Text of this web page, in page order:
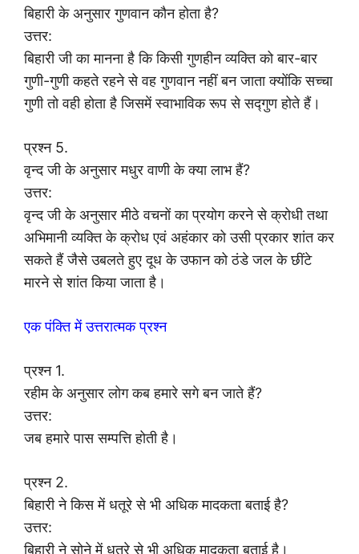
बिहारी के अनुसार गुणवान कौन होता है?
उत्तर:
बिहारी जी का मानना है कि किसी गुणहीन व्यक्ति को बार-बार
गुणी-गुणी कहते रहने से वह गुणवान नहीं बन जाता क्योंकि सच्चा
गुणी तो वही होता है जिसमें स्वाभाविक रूप से सद्गुण होते हैं।
प्रश्न 5.
वृन्द जी के अनुसार मधुर वाणी के क्या लाभ हैं?
उत्तर:
वृन्द जी के अनुसार मीठे वचनों का प्रयोग करने से क्रोधी तथा
अभिमानी व्यक्ति के क्रोध एवं अहंकार को उसी प्रकार शांत कर
सकते हैं जैसे उबलते हुए दूध के उफान को ठंडे जल के छींटे
मारने से शांत किया जाता है।
एक पंक्ति में उत्तरात्मक प्रश्न
प्रश्न 1.
रहीम के अनुसार लोग कब हमारे सगे बन जाते हैं?
उत्तर:
जब हमारे पास सम्पत्ति होती है।
प्रश्न 2.
बिहारी ने किस में धतूरे से भी अधिक मादकता बताई है?
उत्तर:
बिहारी ने सोने में धतूरे से भी अधिक मादकता बताई है।